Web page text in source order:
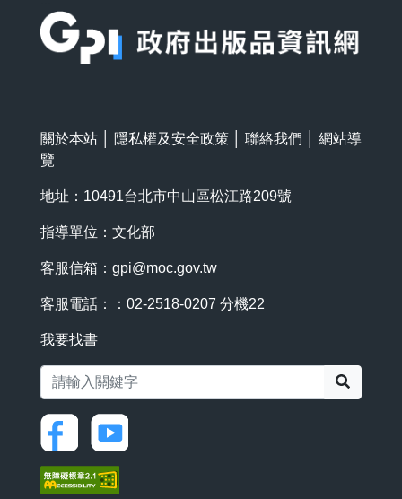
關於本站 隱私權及安全政策 聯絡我們
網站導
覽
地址：10491台北市中山區松江路209號
指導單位：文化部
客服信箱： gpi@moc.gov.tw
客服電話：：02-2518-0207 分機22
我要找書